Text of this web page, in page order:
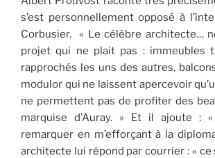
s’est personnellement opposé à
Corbusier. « Le célèbre architecte…
projet qui ne plait pas : immeubles
rapprochés les uns des autres,
modulor qui ne laissent apercevoir
ne permettent pas de profiter des
marquise d’Auray. » Et il ajoute :
remarquer en m’efforçant à la
architecte lui répond par courrier : « ce